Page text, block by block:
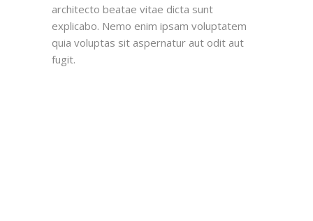
architecto beatae vitae dicta sunt
explicabo. Nemo enim ipsam voluptatem
quia voluptas sit aspernatur aut odit aut
fugit.